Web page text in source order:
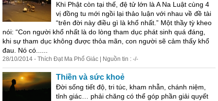
Khi Phật còn tại thế, đệ tử lớn là A Na Luật cùng 4
vị đồng tu mới ngồi lại thảo luận với nhau về đề tài
“trên đời này điều gì là khổ nhất.” Một thầy tỳ kheo
nói: “Con người khổ nhất là do lòng tham dục phát sinh quá đáng,
khi sự tham dục không được thỏa mãn, con người sẽ cảm thấy khổ
đau. Nó có......
28/10/2014 - Thích Đạt Ma Phổ Giác | Nguồn tin : -/-
Thiền và sức khoẻ
Đời sống tiết độ, tri túc, kham nhẫn, chánh niệm,
tỉnh giác… phải chăng có thể góp phần giải quyết